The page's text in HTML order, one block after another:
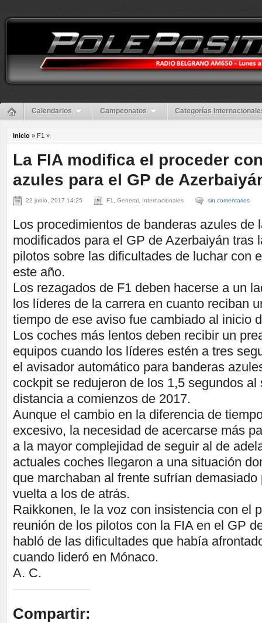
Calendarios Campeonatos Categorías
Inicio » F1 »
La FIA modifica el proceder
azules para el GP de
22 junio, 2017 14:25 F1, General, Internacionales sin comentarios
Los procedimientos de banderas azules de
modificados para el GP de Azerbaiyán tras
pilotos sobre las dificultades de luchar con
este año.
Los rezagados de F1 deben hacerse a un
los líderes de la carrera en cuanto reciban
tiempo de ese aviso fue cambiado al inicio
Los coches más lentos deben recibir un
equipos cuando los líderes estén a tres
el avisador automático para banderas
cockpit se redujeron de los 1,5 segundos al
distancia a comienzos de 2017.
Aunque el cambio en la diferencia de
excesivo, la necesidad de acercarse más
a la mayor complejidad de seguir al de
actuales coches llegaron a una situación
que marchaban al frente sufrían
vuelta a los de atrás.
Raikkonen, le la voz con insistencia con el
reunión de los pilotos con la FIA en el GP
habló de las dificultades que había
cuando lideró en Mónaco.
A. C.
Compartir: